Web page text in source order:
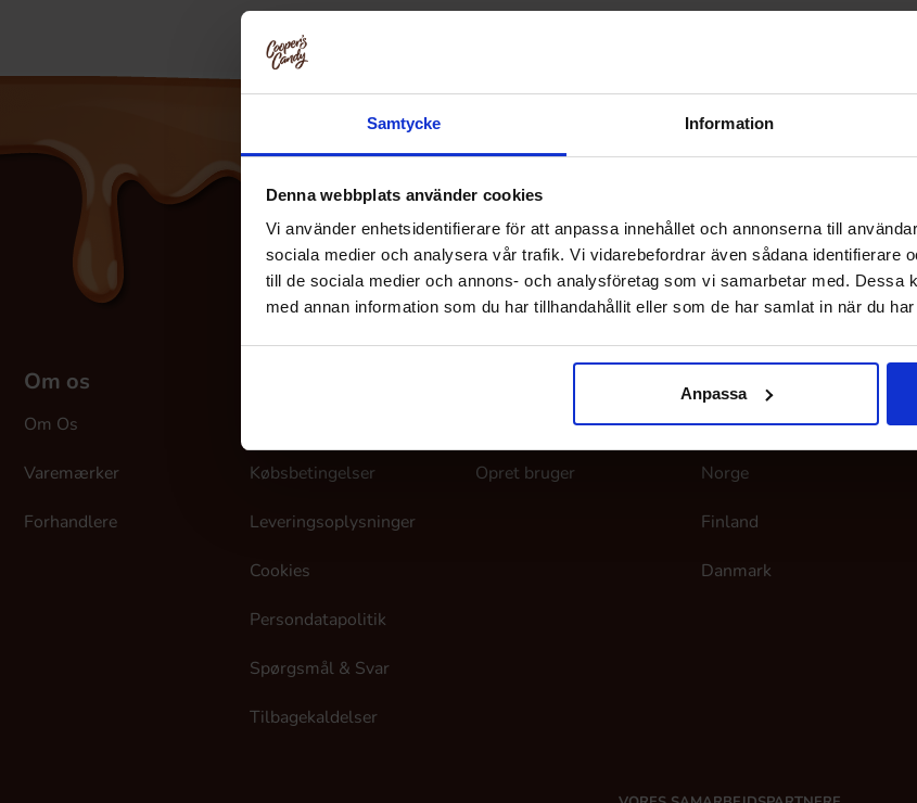
Samtycke Information
Denna webbplats använder cookies
Vi använder enhetsidentifierare för att anpassa innehållet och annonserna till
sociala medier och analysera vår trafik. Vi vidarebefordrar även sådana identifierare
till de sociala medier och annons- och analysföretag som vi samarbetar med. Dessa
med annan information som du har tillhandahållit eller som de har samlat in när du
Anpassa
HTML-strukturen Ã¤ndras inte vid Ã¶versÃ¤ttning eftersom det inte finns nÃ¥gon text
Om os
Om Os
Varemærker
Forhandlere
Købsbetingelser
Leveringsoplysninger
Cookies
Persondatapolitik
Spørgsmål & Svar
Tilbagekaldelser
Opret bruger
Her finder du os
Sverige
Norge
Finland
Danmark